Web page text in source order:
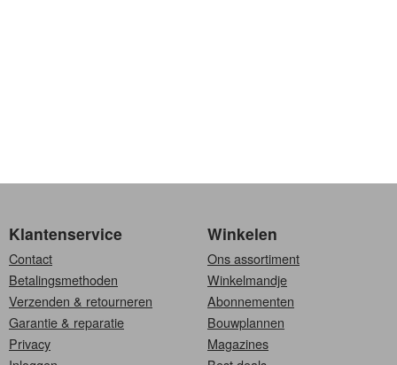
Klantenservice
Contact
Betalingsmethoden
Verzenden & retourneren
Garantie & reparatie
Privacy
Winkelen
Ons assortiment
Winkelmandje
Abonnementen
Bouwplannen
Magazines